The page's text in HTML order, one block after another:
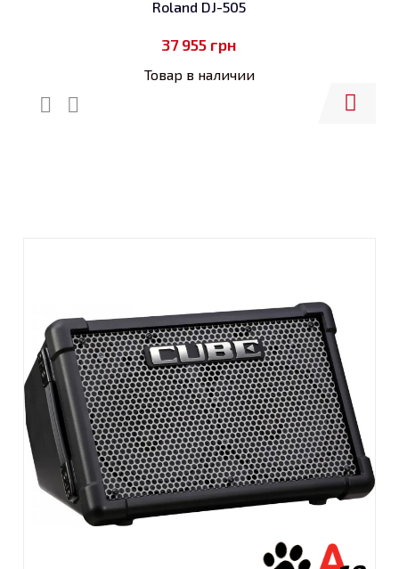
Roland DJ-505
37 955 грн
Товар в наличии